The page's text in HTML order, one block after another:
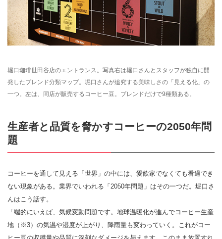
堀口珈琲世田谷店のエントランス。写真右は堀口さんとスタッフが独自に開
発したブレンド分類マップ。堀口さんが追究する美味しさの「見える化」の
一つ。左は、同店が販売するコーヒー豆。ブレンドだけで9種類ある。
生産者と品質を脅かすコーヒーの2050年問
題
コーヒーを通して見える「世界」の中には、愛飲家でなくても看過でき
ない現象がある。業界でいわれる「2050年問題」はその一つだ。堀口さ
んはこう話す。
「端的にいえば、気候変動問題です。地球温暖化が進んでコーヒー生産
地（※3）の気温や湿度が上がり、降雨量も変わっていく。これがコー